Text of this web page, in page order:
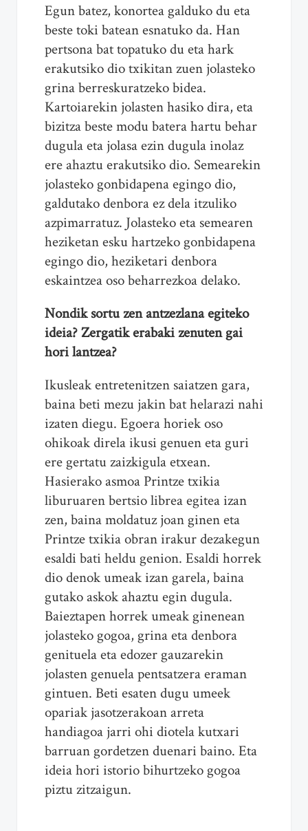
Egun batez, konortea galduko du eta
beste toki batean esnatuko da. Han
pertsona bat topatuko du eta hark
erakutsiko dio txikitan zuen jolasteko
grina berreskuratzeko bidea.
Kartoiarekin jolasten hasiko dira, eta
bizitza beste modu batera hartu behar
dugula eta jolasa ezin dugula inolaz
ere ahaztu erakutsiko dio. Semearekin
jolasteko gonbidapena egingo dio,
galdutako denbora ez dela itzuliko
azpimarratuz. Jolasteko eta semearen
heziketan esku hartzeko gonbidapena
egingo dio, heziketari denbora
eskaintzea oso beharrezkoa delako.
Nondik sortu zen antzezlana egiteko
ideia? Zergatik erabaki zenuten gai
hori lantzea?
Ikusleak entretenitzen saiatzen gara,
baina beti mezu jakin bat helarazi nahi
izaten diegu. Egoera horiek oso
ohikoak direla ikusi genuen eta guri
ere gertatu zaizkigula etxean.
Hasierako asmoa Printze txikia
liburuaren bertsio librea egitea izan
zen, baina moldatuz joan ginen eta
Printze txikia obran irakur dezakegun
esaldi bati heldu genion. Esaldi horrek
dio denok umeak izan garela, baina
gutako askok ahaztu egin dugula.
Baieztapen horrek umeak ginenean
jolasteko gogoa, grina eta denbora
genituela eta edozer gauzarekin
jolasten genuela pentsatzera eraman
gintuen. Beti esaten dugu umeek
opariak jasotzerakoan arreta
handiagoa jarri ohi diotela kutxari
barruan gordetzen duenari baino. Eta
ideia hori istorio bihurtzeko gogoa
piztu zitzaigun.